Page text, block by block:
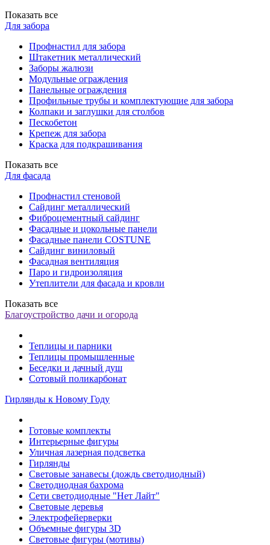
Показать все
Для забора
Профнастил для забора
Штакетник металлический
Заборы жалюзи
Модульные ограждения
Панельные ограждения
Профильные трубы и комплектующие для забора
Колпаки и заглушки для столбов
Пескобетон
Крепеж для забора
Краска для подкрашивания
Показать все
Для фасада
Профнастил стеновой
Сайдинг металлический
Фиброцементный сайдинг
Фасадные и цокольные панели
Фасадные панели COSTUNE
Сайдинг виниловый
Фасадная вентиляция
Паро и гидроизоляция
Утеплители для фасада и кровли
Показать все
Благоустройство дачи и огорода
Теплицы и парники
Теплицы промышленные
Беседки и дачный душ
Сотовый поликарбонат
Гирлянды к Новому Году
Готовые комплекты
Интерьерные фигуры
Уличная лазерная подсветка
Гирлянды
Световые занавесы (дождь светодиодный)
Светодиодная бахрома
Сети светодиодные "Нет Лайт"
Световые деревья
Электрофейерверки
Объемные фигуры 3D
Световые фигуры (мотивы)